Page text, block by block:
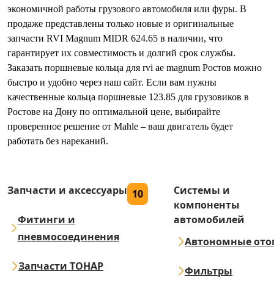
экономичной работы грузового автомобиля или фуры. В
продаже представлены только новые и оригинальные
запчасти RVI Magnum MIDR 624.65 в наличии, что
гарантирует их совместимость и долгий срок службы.
Заказать поршневые кольца для rvi ae magnum Ростов можно
быстро и удобно через наш сайт. Если вам нужны
качественные кольца поршневые 123.85 для грузовиков в
Ростове на Дону по оптимальной цене, выбирайте
проверенное решение от Mahle – ваш двигатель будет
работать без нареканий.
Запчасти и аксессуары 10
Фитинги и
пневмосоединения
Запчасти ТОНАР
Системы и
компоненты
автомобилей
Автономные
Фильтры